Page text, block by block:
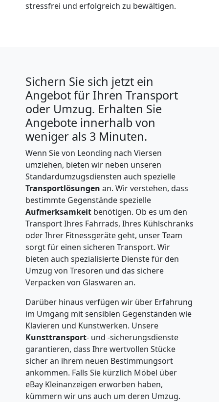
stressfrei und erfolgreich zu bewältigen.
Sichern Sie sich jetzt ein
Angebot für Ihren Transport
oder Umzug. Erhalten Sie
Angebote innerhalb von
weniger als 3 Minuten.
Wenn Sie von Leonding nach Viersen
umziehen, bieten wir neben unseren
Standardumzugsdiensten auch spezielle
Transportlösungen an. Wir verstehen, dass
bestimmte Gegenstände spezielle
Aufmerksamkeit benötigen. Ob es um den
Transport Ihres Fahrrads, Ihres Kühlschranks
oder Ihrer Fitnessgeräte geht, unser Team
sorgt für einen sicheren Transport. Wir
bieten auch spezialisierte Dienste für den
Umzug von Tresoren und das sichere
Verpacken von Glaswaren an.
Darüber hinaus verfügen wir über Erfahrung
im Umgang mit sensiblen Gegenständen wie
Klavieren und Kunstwerken. Unsere
Kunsttransport- und -sicherungsdienste
garantieren, dass Ihre wertvollen Stücke
sicher an ihrem neuen Bestimmungsort
ankommen. Falls Sie kürzlich Möbel über
eBay Kleinanzeigen erworben haben,
kümmern wir uns auch um deren Umzug.